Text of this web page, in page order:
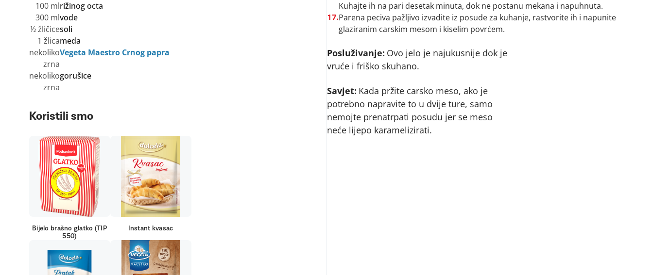
100 mlrižinog octa
300 mlvode
½ žličicesoli
1 žlicameda
nekoliko
zrna
Vegeta Maestro Crnog papra
nekoliko
zrna
gorušice
Koristili smo
Bijelo brašno glatko (TIP
550)
Instant kvasac
Kuhajte ih na pari desetak minuta, dok ne postanu mekana i napuhnuta.
17.Parena peciva pažljivo izvadite iz posude za kuhanje, rastvorite ih i napunite
glaziranim carskim mesom i kiselim povrćem.
Posluživanje: Ovo jelo je najukusnije dok je
vruće i friško skuhano.
Savjet: Kada pržite carsko meso, ako je
potrebno napravite to u dvije ture, samo
nemojte prenatrpati posudu jer se meso
neće lijepo karamelizirati.